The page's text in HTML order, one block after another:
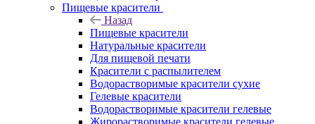
Пищевые красители
Назад
Пищевые красители
Натуральные красители
Для пищевой печати
Красители с распылителем
Водорастворимые красители сухие
Гелевые красители
Водорастворимые красители гелевые
Жирорастворимые красители гелевые